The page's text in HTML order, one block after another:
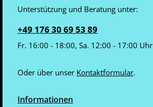
Unterstützung und Beratung unter:
+49 176 30 69 53 89
Fr. 16:00 - 18:00, Sa. 12:00 - 17:00 Uhr
Oder über unser Kontaktformular.
Informationen